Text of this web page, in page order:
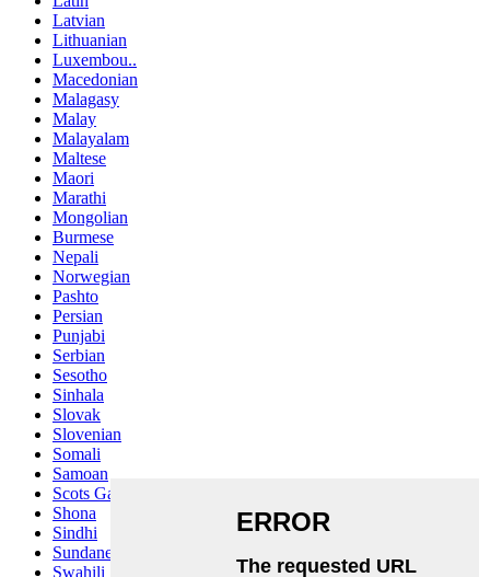
Latvian
Lithuanian
Luxembou..
Macedonian
Malagasy
Malay
Malayalam
Maltese
Maori
Marathi
Mongolian
Burmese
Nepali
Norwegian
Pashto
Persian
Punjabi
Serbian
Sesotho
Sinhala
Slovak
Slovenian
Somali
Samoan
Scots Gaelic
Shona
Sindhi
Sundanese
Swahili